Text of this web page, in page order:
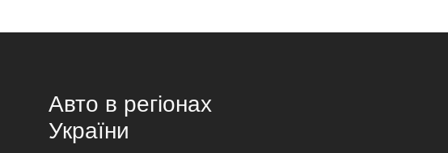
Авто в регіонах
України